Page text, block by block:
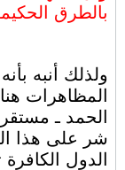
بالطرق
ولذلك أنبه
المظاهرات
الحمد ـ
شر على هذا
الدول